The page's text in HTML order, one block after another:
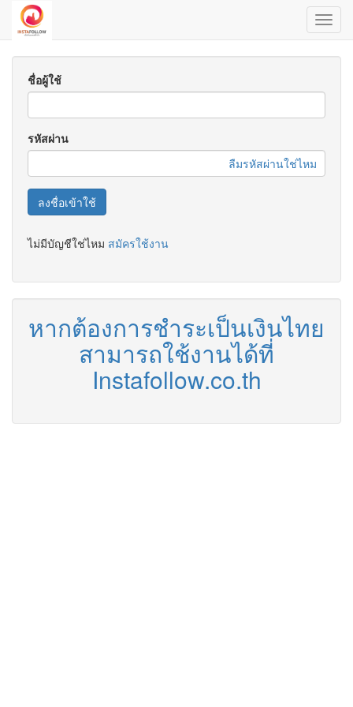
ชื่อผู้ใช้
รหัสผ่าน
ลืมรหัสผ่านใช่ไหม
ลงชื่อเข้าใช้
ไม่มีบัญชีใช่ไหม สมัครใช้งาน
หากต้องการชำระเป็นเงินไทย
สามารถใช้งานได้ที่
Instafollow.co.th